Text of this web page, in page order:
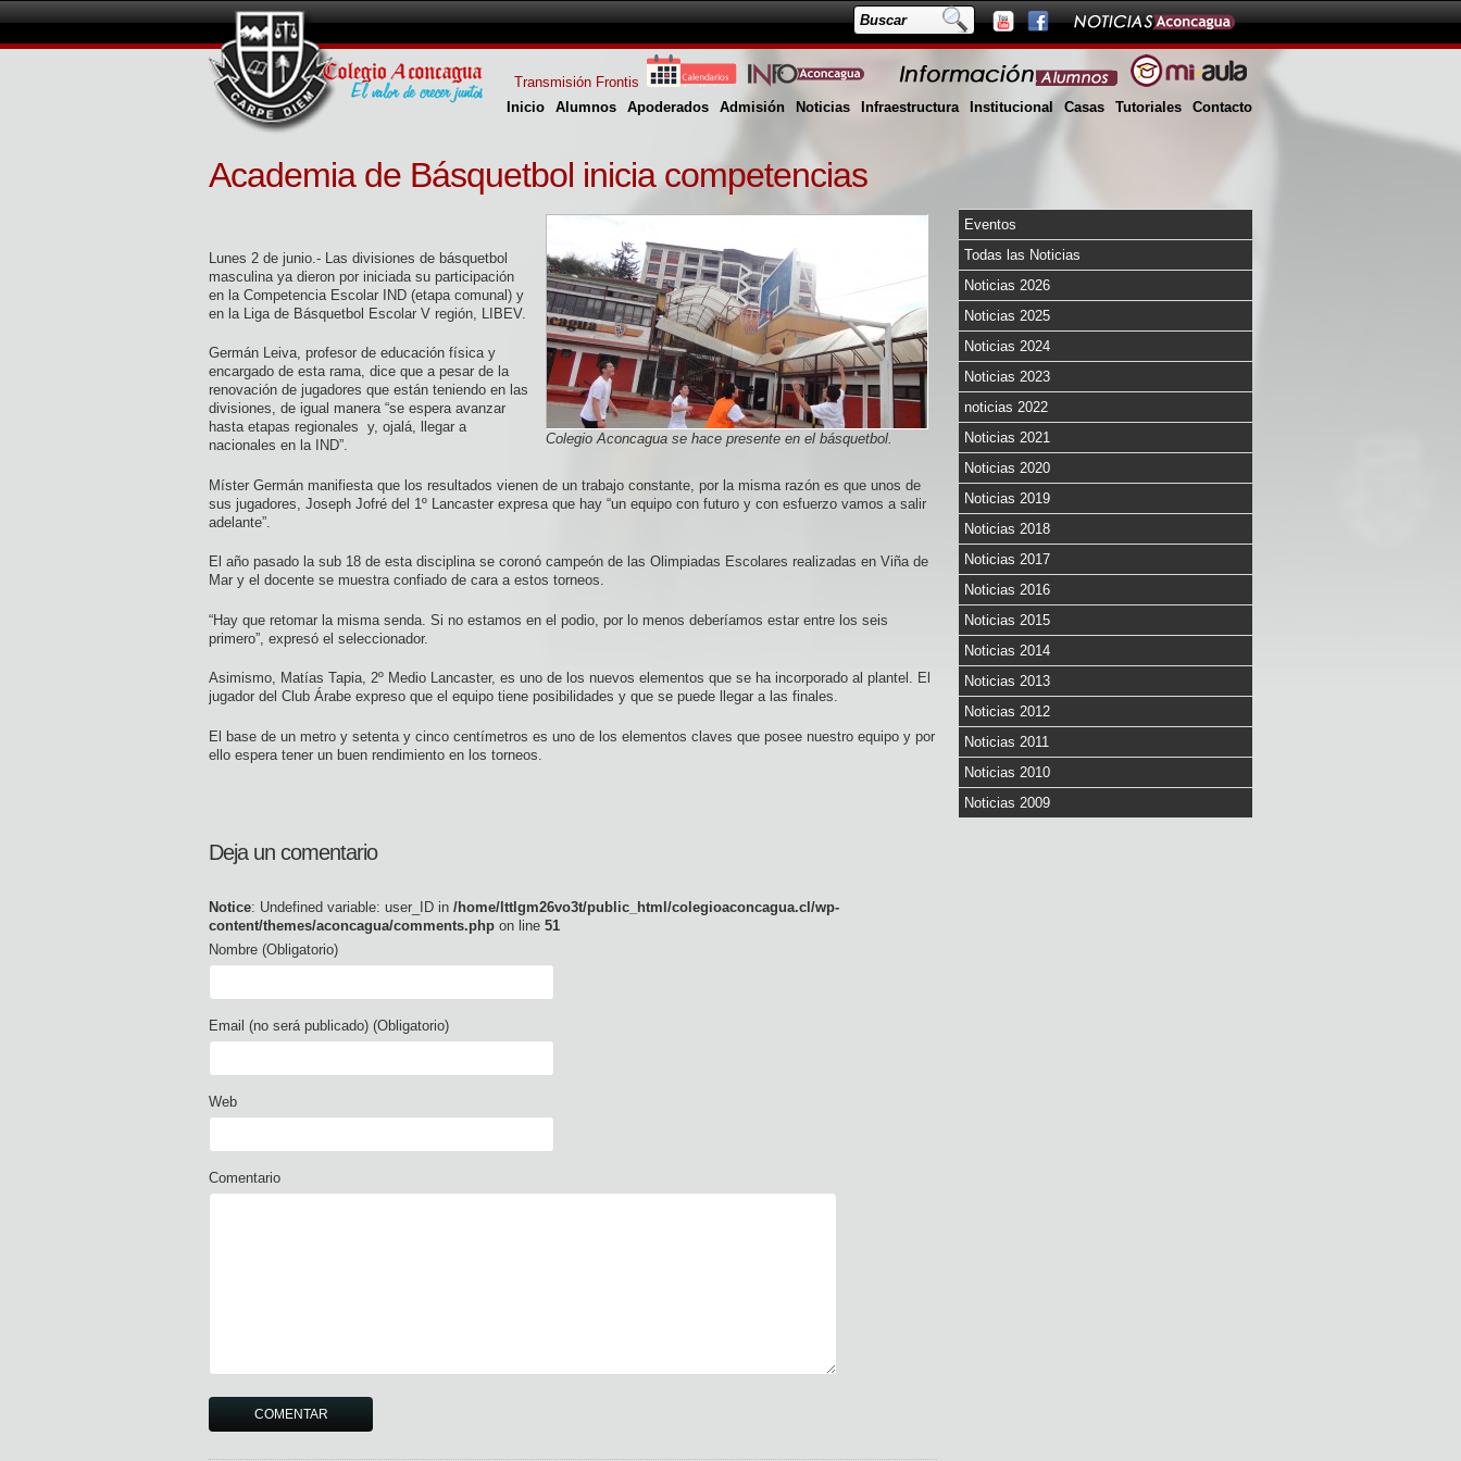
Inicio Alumnos Apoderados Admisión Noticias Infraestructura Institucional Casas Tutoriales Contacto
Transmisión Frontis
Academia de Básquetbol inicia competencias
Colegio Aconcagua se hace presente en el básquetbol.
Lunes 2 de junio.- Las divisiones de básquetbol
masculina ya dieron por iniciada su participación
en la Competencia Escolar IND (etapa comunal) y
en la Liga de Básquetbol Escolar V región, LIBEV.
Germán Leiva, profesor de educación física y
encargado de esta rama, dice que a pesar de la
renovación de jugadores que están teniendo en las
divisiones, de igual manera “se espera avanzar
hasta etapas regionales y, ojalá, llegar a
nacionales en la IND”.
Míster Germán manifiesta que los resultados vienen de un trabajo constante, por la misma razón es que unos de
sus jugadores, Joseph Jofré del 1º Lancaster expresa que hay “un equipo con futuro y con esfuerzo vamos a salir
adelante”.
El año pasado la sub 18 de esta disciplina se coronó campeón de las Olimpiadas Escolares realizadas en Viña de
Mar y el docente se muestra confiado de cara a estos torneos.
“Hay que retomar la misma senda. Si no estamos en el podio, por lo menos deberíamos estar entre los seis
primero”, expresó el seleccionador.
Asimismo, Matías Tapia, 2º Medio Lancaster, es uno de los nuevos elementos que se ha incorporado al plantel. El
jugador del Club Árabe expreso que el equipo tiene posibilidades y que se puede llegar a las finales.
El base de un metro y setenta y cinco centímetros es uno de los elementos claves que posee nuestro equipo y por
ello espera tener un buen rendimiento en los torneos.
Deja un comentario
Notice: Undefined variable: user_ID in /home/lttlgm26vo3t/public_html/colegioaconcagua.cl/wp-
content/themes/aconcagua/comments.php on line 51
Nombre (Obligatorio)
Email (no será publicado) (Obligatorio)
Web
Comentario
Eventos
Todas las Noticias
Noticias 2026
Noticias 2025
Noticias 2024
Noticias 2023
noticias 2022
Noticias 2021
Noticias 2020
Noticias 2019
Noticias 2018
Noticias 2017
Noticias 2016
Noticias 2015
Noticias 2014
Noticias 2013
Noticias 2012
Noticias 2011
Noticias 2010
Noticias 2009